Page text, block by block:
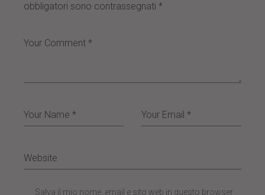
obbligatori sono contrassegnati*
Salva il mio nome, email e sito web in questo browser